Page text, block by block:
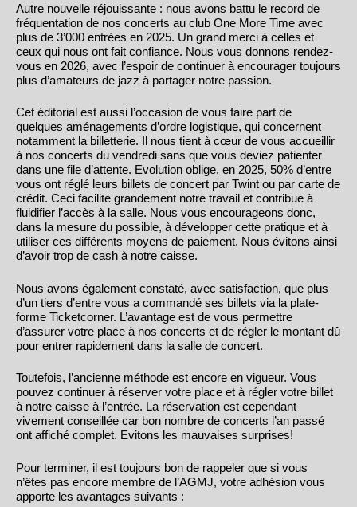
Autre nouvelle réjouissante : nous avons battu le record de
fréquentation de nos concerts au club One More Time avec
plus de 3’000 entrées en 2025. Un grand merci à celles et
ceux qui nous ont fait confiance. Nous vous donnons rendez-
vous en 2026, avec l’espoir de continuer à encourager toujours
plus d’amateurs de jazz à partager notre passion.
Cet éditorial est aussi l’occasion de vous faire part de
quelques aménagements d’ordre logistique, qui concernent
notamment la billetterie. Il nous tient à cœur de vous accueillir
à nos concerts du vendredi sans que vous deviez patienter
dans une file d’attente. Evolution oblige, en 2025, 50% d’entre
vous ont réglé leurs billets de concert par Twint ou par carte de
crédit. Ceci facilite grandement notre travail et contribue à
fluidifier l’accès à la salle. Nous vous encourageons donc,
dans la mesure du possible, à développer cette pratique et à
utiliser ces différents moyens de paiement. Nous évitons ainsi
d’avoir trop de cash à notre caisse.
Nous avons également constaté, avec satisfaction, que plus
d’un tiers d’entre vous a commandé ses billets via la plate-
forme Ticketcorner. L’avantage est de vous permettre
d’assurer votre place à nos concerts et de régler le montant dû
pour entrer rapidement dans la salle de concert.
Toutefois, l’ancienne méthode est encore en vigueur. Vous
pouvez continuer à réserver votre place et à régler votre billet
à notre caisse à l’entrée. La réservation est cependant
vivement conseillée car bon nombre de concerts l’an passé
ont affiché complet. Evitons les mauvaises surprises!
Pour terminer, il est toujours bon de rappeler que si vous
n’êtes pas encore membre de l’AGMJ, votre adhésion vous
apporte les avantages suivants :